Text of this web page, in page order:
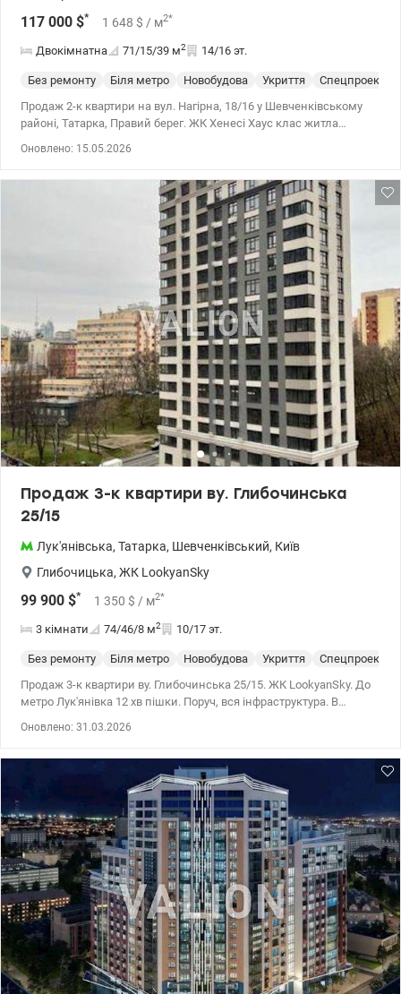
117 000 $* 1 648 $ / м2*
Двокімнатна 71/15/39 м2 14/16 эт.
Без ремонту Біля метро Новобудова Укриття Спецпроект
Продаж 2-к квартири на вул. Нагірна, 18/16 у Шевченківському
районі, Татарка, Правий берег. ЖК Хенесі Хаус клас житла
енергоефективність класу А. Здано в експлуатацію. Квартира
видова, можливі авторські зміни у плануванні. Стіни утеплені.
Будинок знаходиться подалі від траси. На території є зона
відпочинку з Wi-Fi, відкриті тераси, спортивний майданчик.
Підземний паркінг для машин та паркінг для велосипедів.
Обладнаний дитячий майданчик біля будинку. Закрита,
територія, що охороняється, консьєрж. Відеоспостереження.
Інфраструктура У безпосередній близькості: навчальні заклади:
школи, садки та елітний ВНЗ – КІМВ; заклади охорони здоров'я;
у 700 м ТЦ Променада (супермаркет Фуршет); Територія для
відпочинку: Кириловський лісопарк, Смородинський
парк;багато спортивних закладів. Квартира ідеально підходить
як для життя, так і для оренди. Великий досвід допомоги з
купівлі квартир за державними програмами, безготівковий
розрахунок: 1) Е-оселі, е-Відновлення, Сертифікат, 2) Житло для
ВПО та військових (постанова 280 та інші), Молодіжний кредит
Телефонуйте та приходьте на перегляд. Ціна 117 000 у.о. Комісію
Оновлено: 15.05.2026
Продаж 3-к квартири ву. Глибочинська
25/15
Лук'янівська, Татарка, Шевченківський, Київ
Глибочицька, ЖК LookyanSky
99 900 $* 1 350 $ / м2*
3 кімнати 74/46/8 м2 10/17 эт.
Без ремонту Біля метро Новобудова Укриття Спецпроект
Продаж 3-к квартири ву. Глибочинська 25/15. ЖК LookyanSky. До
метро Лук'янівка 12 хв пішки. Поруч, вся інфраструктура. В
витрати в опалювальний сезон. Будинок містить на перших
двох рівнях закритий паркінг і закритий двір від сторонніх. 044
200 10 80 valion.ua/1145334
Оновлено: 31.03.2026